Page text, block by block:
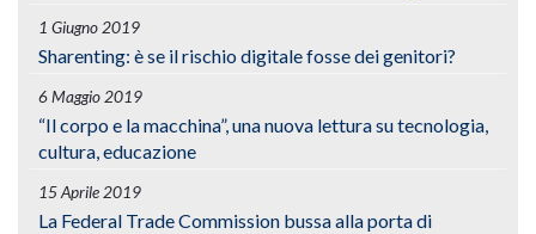
1 Giugno 2019
Sharenting: è se il rischio digitale fosse dei genitori?
6 Maggio 2019
“Il corpo e la macchina”, una nuova lettura su tecnologia,
cultura, educazione
15 Aprile 2019
La Federal Trade Commission bussa alla porta di